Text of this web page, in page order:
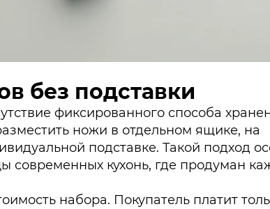
без подставки
фиксированного способа
ножи в отдельном ящике, на
подставке. Такой подход
современных кухонь, где продуман
набора. Покупатель платит